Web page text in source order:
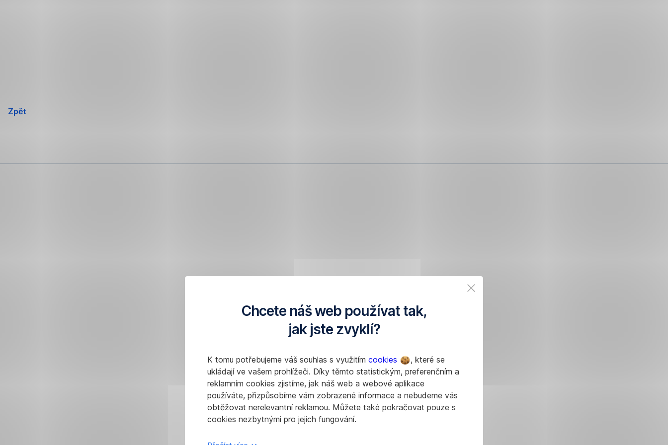
Chcete náš web používat tak,
jak jste zvyklí?
K tomu potřebujeme váš souhlas s využitím cookies
, které se
ukládají ve vašem prohlížeči. Díky těmto statistickým, preferenčním a
reklamním cookies zjistíme, jak náš web a webové aplikace
používáte, přizpůsobíme vám zobrazené informace a nebudeme vás
obtěžovat nerelevantní reklamou. Můžete také pokračovat pouze s
cookies nezbytnými pro jejich fungování.
Zpět